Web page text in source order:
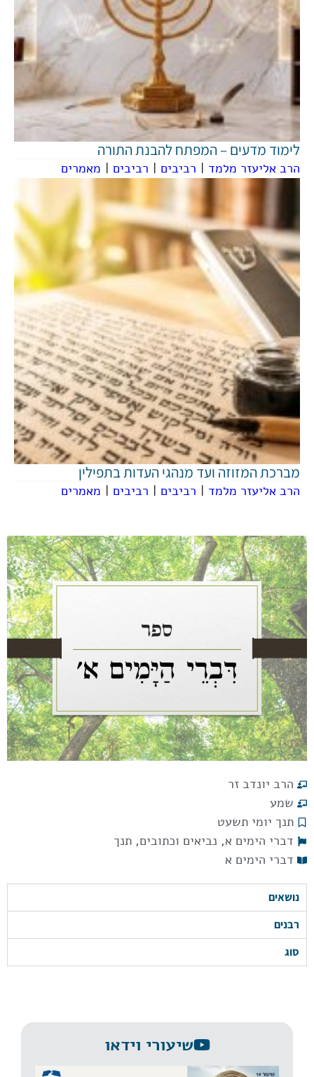
נושאים
רבנים
סוג
שיעורי וידאו
הרב יונדב זר
שמע
תנך יומי תשעט
דברי הימים א, נביאים וכתובים, תנך
דברי הימים א
לימוד מדעים – המפתח להבנת התורה
הרב אליעזר מלמד | רביבים | רביבים | מאמרים
מברכת המזוזה ועד מנהגי העדות בתפילין
הרב אליעזר מלמד | רביבים | רביבים | מאמרים